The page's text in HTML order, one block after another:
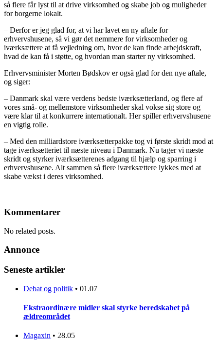
så flere får lyst til at drive virksomhed og skabe job og muligheder
for borgerne lokalt.
– Derfor er jeg glad for, at vi har lavet en ny aftale for
erhvervshusene, så vi gør det nemmere for virksomheder og
iværksættere at få vejledning om, hvor de kan finde arbejdskraft,
hvad de kan få i støtte, og hvordan man starter ny virksomhed.
Erhvervsminister Morten Bødskov er også glad for den nye aftale,
og siger:
– Danmark skal være verdens bedste iværksætterland, og flere af
vores små- og mellemstore virksomheder skal vokse sig store og
være klar til at konkurrere internationalt. Her spiller erhvervshusene
en vigtig rolle.
– Med den milliardstore iværksætterpakke tog vi første skridt mod at
tage iværksætteriet til næste niveau i Danmark. Nu tager vi næste
skridt og styrker iværksætterenes adgang til hjælp og sparring i
erhvervshusene. Alt sammen så flere iværksættere lykkes med at
skabe vækst i deres virksomhed.
Kommentarer
No related posts.
Annonce
Seneste artikler
Debat og politik • 01.07
Ekstraordinære midler skal styrke beredskabet på
ældreområdet
Magaxin • 28.05